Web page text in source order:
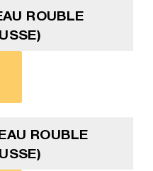
ROUBLE
ROUBLE